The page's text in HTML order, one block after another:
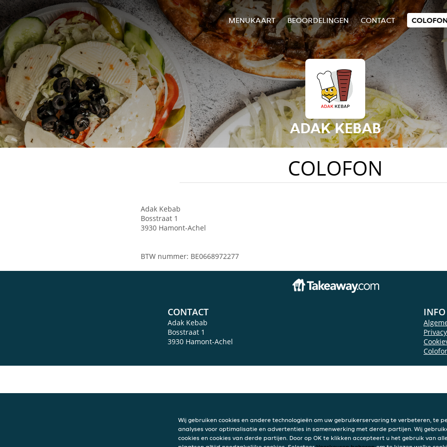
MENUKAART BEOORDELINGEN CONTACT
ADAK KEBAB
COLOFON
Adak Kebab
Bosstraat 1
3930 Hamont-Achel
BTW nummer: BE0668972277
CONTACT
Adak Kebab
Bosstraat 1
3930 Hamont-Achel
INFO
Wij gebruiken cookies en andere technologieën om uw gebruikerservaring te verbeteren, te
analyses voor optimalisatie en advertenties in samenwerking met derde partijen. Wij
cookies en cookies van derde partijen. Door op OK te klikken accepteert u het gebruik van